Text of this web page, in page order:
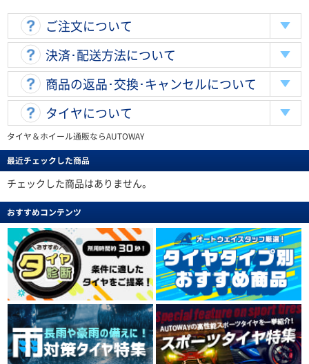
ご注文について
決済･配送方法について
商品の返品･交換･キャンセルについて
タイヤについて
タイヤ＆ホイール通販ならAUTOWAY
最近チェックした商品
チェックした商品はありません。
おすすめコンテンツ